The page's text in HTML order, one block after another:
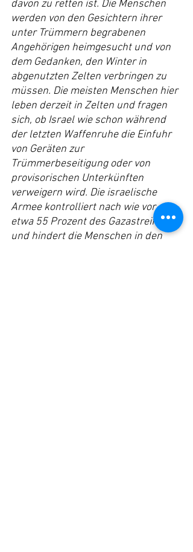
davon zu retten ist. Die Menschen
werden von den Gesichtern ihrer
unter Trümmern begrabenen
Angehörigen heimgesucht und von
dem Gedanken, den Winter in
abgenutzten Zelten verbringen zu
müssen. Die meisten Menschen hier
leben derzeit in Zelten und fragen
sich, ob Israel wie schon während
der letzten Waffenruhe die Einfuhr
von Geräten zur
Trümmerbeseitigung oder von
provisorischen Unterkünften
verweigern wird. Die israelische
Armee kontrolliert nach wie vor
etwa 55 Prozent des Gazastreifens
und hindert die Menschen in den